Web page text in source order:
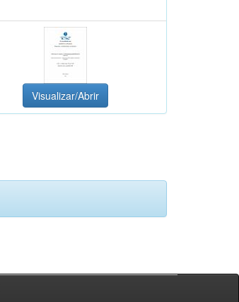
Visualizar/Abrir